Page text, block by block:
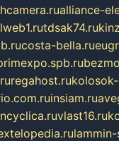
alliance-
tdsak74.ru
costa-bella.ru
regahost.ru
insiam.ru
vlast16.ru